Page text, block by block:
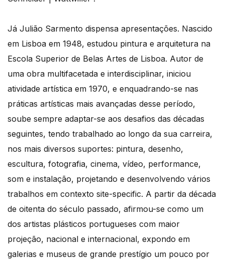
Já Julião Sarmento dispensa apresentações. Nascido
em Lisboa em 1948, estudou pintura e arquitetura na
Escola Superior de Belas Artes de Lisboa. Autor de
uma obra multifacetada e interdisciplinar, iniciou
atividade artística em 1970, e enquadrando-se nas
práticas artísticas mais avançadas desse período,
soube sempre adaptar-se aos desafios das décadas
seguintes, tendo trabalhado ao longo da sua carreira,
nos mais diversos suportes: pintura, desenho,
escultura, fotografia, cinema, vídeo, performance,
som e instalação, projetando e desenvolvendo vários
trabalhos em contexto site-specific. A partir da década
de oitenta do século passado, afirmou-se como um
dos artistas plásticos portugueses com maior
projeção, nacional e internacional, expondo em
galerias e museus de grande prestígio um pouco por